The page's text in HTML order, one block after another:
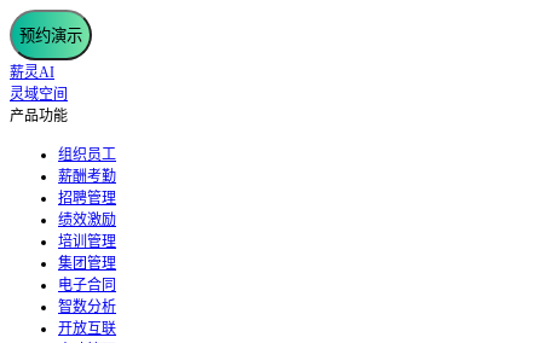
预约演示
薪灵AI
灵域空间
产品功能
组织员工
薪酬考勤
招聘管理
绩效激励
培训管理
集团管理
电子合同
智数分析
开放互联